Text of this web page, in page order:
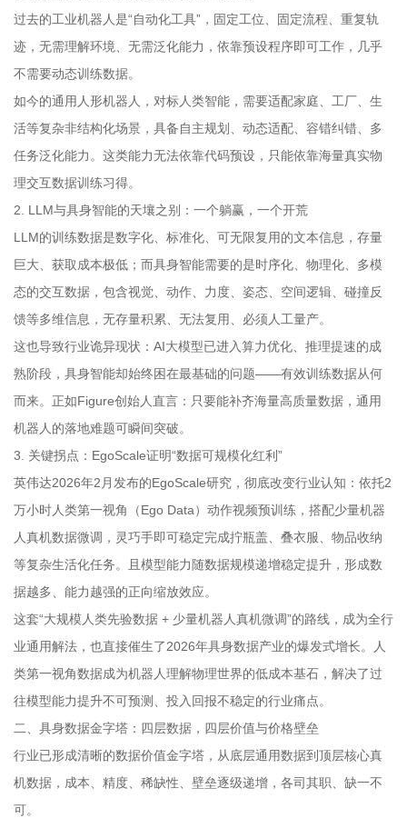
过去的工业机器人是“自动化工具”，固定工位、固定流程、重复轨
迹，无需理解环境、无需泛化能力，依靠预设程序即可工作，几乎
不需要动态训练数据。
如今的通用人形机器人，对标人类智能，需要适配家庭、工厂、生
活等复杂非结构化场景，具备自主规划、动态适配、容错纠错、多
任务泛化能力。这类能力无法依靠代码预设，只能依靠海量真实物
理交互数据训练习得。
2. LLM与具身智能的天壤之别：一个躺赢，一个开荒
LLM的训练数据是数字化、标准化、可无限复用的文本信息，存量
巨大、获取成本极低；而具身智能需要的是时序化、物理化、多模
态的交互数据，包含视觉、动作、力度、姿态、空间逻辑、碰撞反
馈等多维信息，无存量积累、无法复用、必须人工量产。
这也导致行业诡异现状：AI大模型已进入算力优化、推理提速的成
熟阶段，具身智能却始终困在最基础的问题——有效训练数据从何
而来。正如Figure创始人直言：只要能补齐海量高质量数据，通用
机器人的落地难题可瞬间突破。
3. 关键拐点：EgoScale证明“数据可规模化红利”
英伟达2026年2月发布的EgoScale研究，彻底改变行业认知：依托2
万小时人类第一视角（Ego Data）动作视频预训练，搭配少量机器
人真机数据微调，灵巧手即可稳定完成拧瓶盖、叠衣服、物品收纳
等复杂生活化任务。且模型能力随数据规模递增稳定提升，形成数
据越多、能力越强的正向缩放效应。
这套“大规模人类先验数据 + 少量机器人真机微调”的路线，成为全行
业通用解法，也直接催生了2026年具身数据产业的爆发式增长。人
类第一视角数据成为机器人理解物理世界的低成本基石，解决了过
往模型能力提升不可预测、投入回报不稳定的行业痛点。
二、具身数据金字塔：四层数据，四层价值与价格壁垒
行业已形成清晰的数据价值金字塔，从底层通用数据到顶层核心真
机数据，成本、精度、稀缺性、壁垒逐级递增，各司其职、缺一不
可。